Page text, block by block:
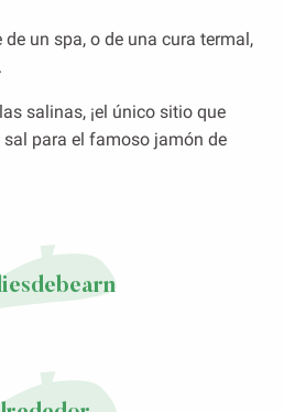
de un spa, o de una cura termal,
salinas, ¡el único sitio que
para el famoso jamón de